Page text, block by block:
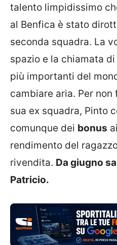
talento limpidissimo
al Benfica è stato
seconda squadra. La
spazio e la chiamata
più importanti del
cambiare aria. Per
sua ex squadra, Pinto
comunque dei bonus
rendimento del
rivendita. Da giugno
Patricio.